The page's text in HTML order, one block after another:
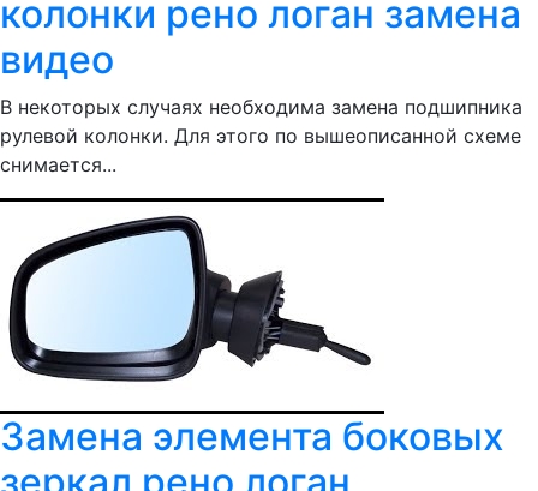
колонки рено логан замена
видео
В некоторых случаях необходима замена подшипника
рулевой колонки. Для этого по вышеописанной схеме
снимается...
Замена элемента боковых